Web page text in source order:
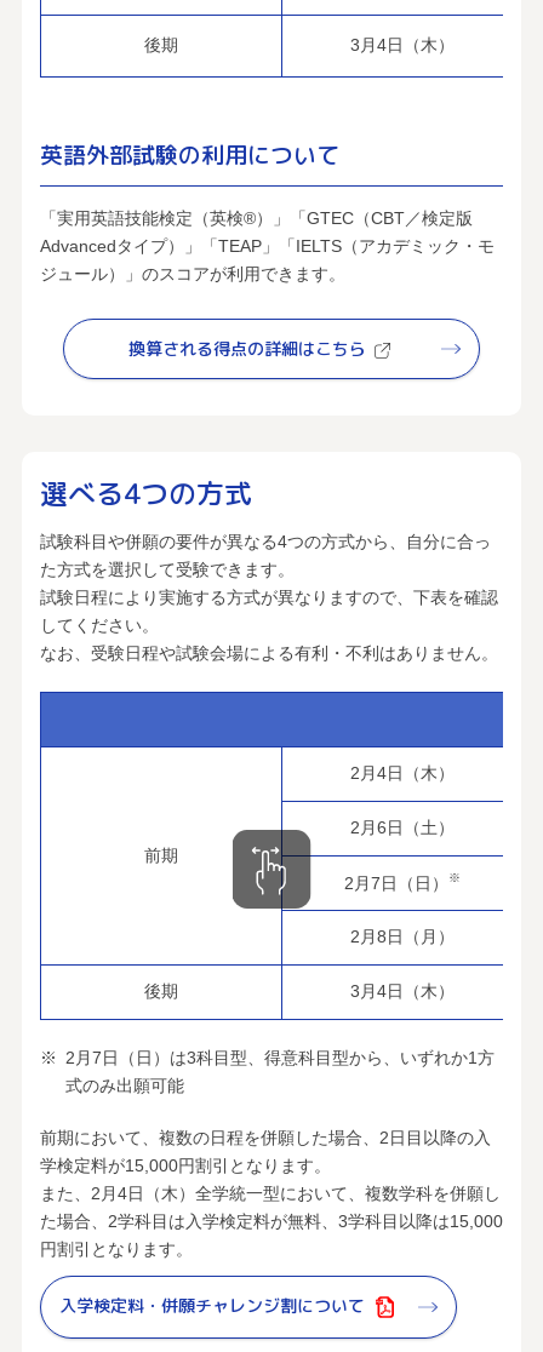
後期 3月4日（木）
英語外部試験の利用について
「実用英語技能検定（英検®）」「GTEC（CBT／検定版
Advancedタイプ）」「TEAP」「IELTS（アカデミック・モ
ジュール）」のスコアが利用できます。
換算される得点の詳細はこちら
選べる4つの方式
試験科目や併願の要件が異なる4つの方式から、自分に合っ
た方式を選択して受験できます。
試験日程により実施する方式が異なりますので、下表を確認
してください。
なお、受験日程や試験会場による有利・不利はありません。
前期
2月4日（木）
2月6日（土）
2月7日（日） ※
2月8日（月）
後期 3月4日（木）
2月7日（日）は3科目型、得意科目型から、いずれか1方
式のみ出願可能
前期において、複数の日程を併願した場合、2日目以降の入
学検定料が15,000円割引となります。
また、2月4日（木）全学統一型において、複数学科を併願し
た場合、2学科目は入学検定料が無料、3学科目以降は15,000
円割引となります。
入学検定料・併願チャレンジ割について